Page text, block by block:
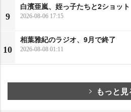
9
白濱亜嵐、姪っ子たちと2ショット
2026-08-06 17:15
10
相葉雅紀のラジオ、9月で終了
2026-08-08 01:11
もっと見